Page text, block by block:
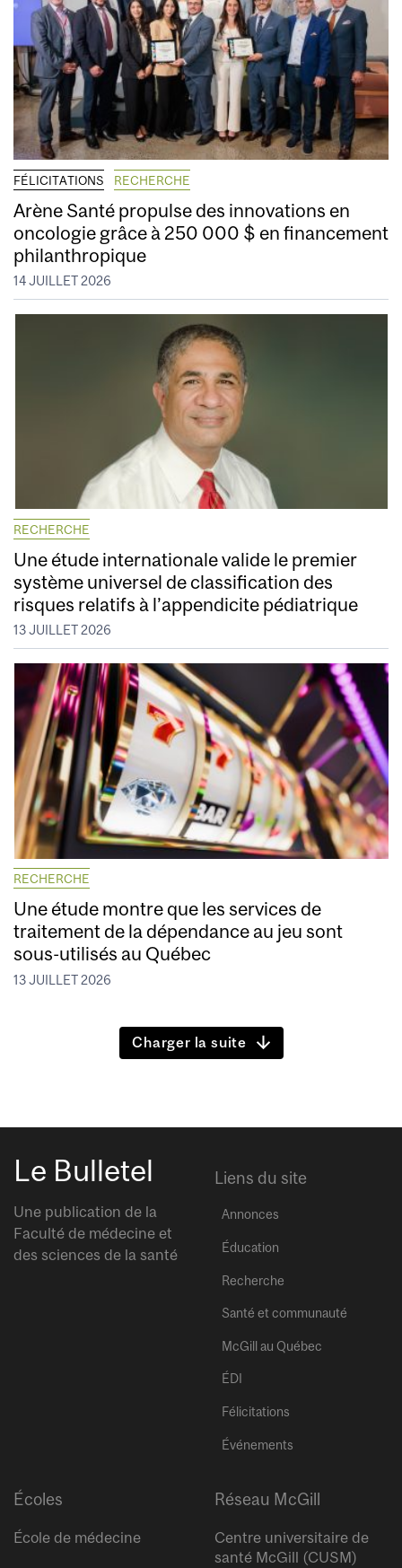
FÉLICITATIONS RECHERCHE
Arène Santé propulse des innovations en
oncologie grâce à 250 000 $ en financement
philanthropique
14 JUILLET 2026
RECHERCHE
Une étude internationale valide le premier
système universel de classification des
risques relatifs à l’appendicite pédiatrique
13 JUILLET 2026
RECHERCHE
Une étude montre que les services de
traitement de la dépendance au jeu sont
sous-utilisés au Québec
13 JUILLET 2026
Charger la suite
Le Bulletel
Une publication de la
Faculté de médecine et
des sciences de la santé
Liens du site
Annonces
Éducation
Recherche
Santé et communauté
McGill au Québec
ÉDI
Félicitations
Événements
Écoles
École de médecine
Réseau McGill
Centre universitaire de
santé McGill (CUSM)